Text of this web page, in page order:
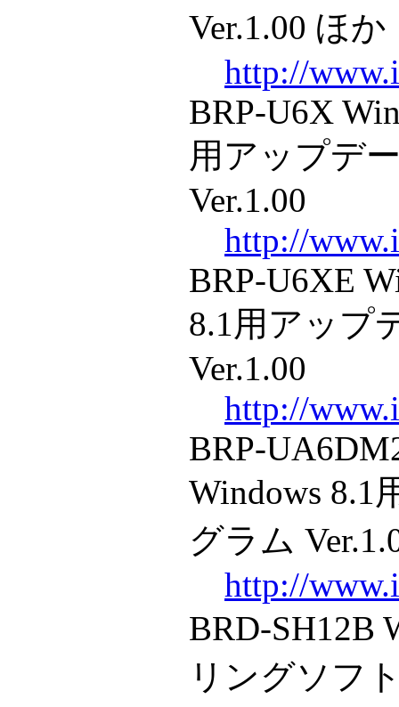
Ver.1.00 ほか
http://
BRP-U6X
用アップデ
Ver.1.00
http://
BRP-U6XE
8.1用アップ
Ver.1.00
http://
BRP-
Windows 8.1
グラム
http://
BRD-SH12B
リングソフ